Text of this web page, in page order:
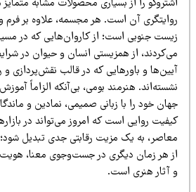
را از بسیاری محصولات مشابه متمایز
آن است. هر مجسمه، علاوه بر فرم و
جنوبی است؛ از کاروان‌هایی که در
از همزیستی انسان و حیوان در شرایط
و باورهایی که در قالب نقش‌پردازی و
هنرمند بومی، بی‌آنکه الزاماً آموزش
خود را با زبانی صمیمی، نمادین و ماندگار
روایی است که امروز می‌تواند در بازارهای
به یک مزیت رقابتی جدی تبدیل شود؛
هر زمان دیگری در جست‌وجوی معنا، هویت و
آثار هنری است.